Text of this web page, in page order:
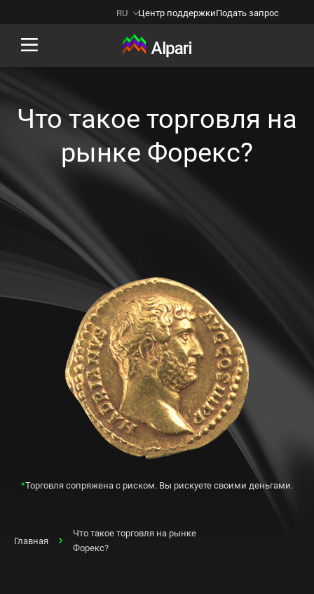
RU Центр поддержкиПодать запрос
Что такое торговля на
рынке Форекс?
Главная
Что такое торговля на рынке
Форекс?
*Торговля сопряжена с риском. Вы рискуете своими деньгами.